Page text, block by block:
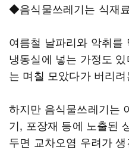
◆음식물쓰레기는 식재
여름철 날파리와 악취를
냉동실에 넣는 가정도
는 며칠 모았다가 버리
하지만 음식물쓰레기는
기, 포장재 등에 노출된
두면 교차오염 우려가